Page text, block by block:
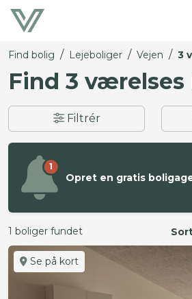
Find bolig / Lejeboliger / Vejen / 3
Find 3 værelses
Filtrér
1
Opret en gratis
1 boliger fundet
Se på kort